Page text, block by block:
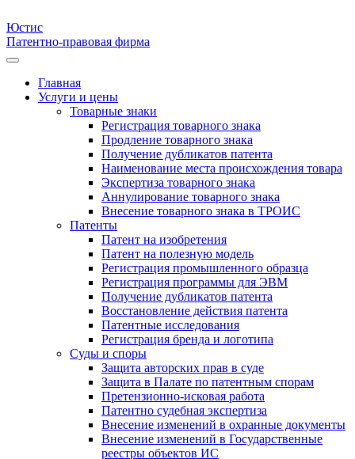
Юстис
Патентно-правовая фирма
Главная
Услуги и цены
Товарные знаки
Регистрация товарного знака
Продление товарного знака
Получение дубликатов патента
Наименование места происхождения товара
Экспертиза товарного знака
Аннулирование товарного знака
Внесение товарного знака в ТРОИС
Патенты
Патент на изобретения
Патент на полезную модель
Регистрация промышленного образца
Регистрация программы для ЭВМ
Получение дубликатов патента
Восстановление действия патента
Патентные исследования
Регистрация бренда и логотипа
Суды и споры
Защита авторских прав в суде
Защита в Палате по патентным спорам
Претензионно-исковая работа
Патентно судебная экспертиза
Внесение изменений в охранные документы
Внесение изменений в Государственные
реестры объектов ИС